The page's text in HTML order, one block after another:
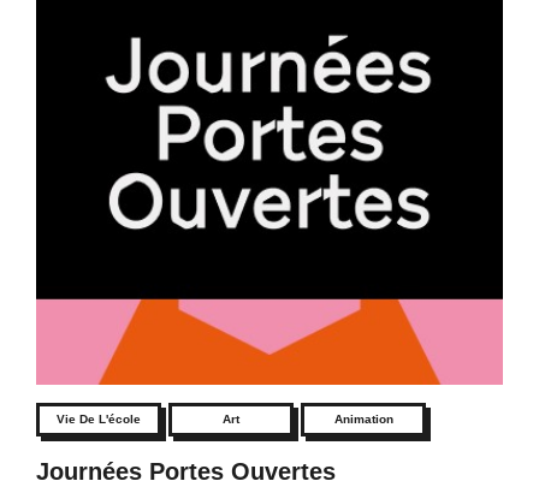
Vie De L'école Art Animation
Journées Portes Ouvertes